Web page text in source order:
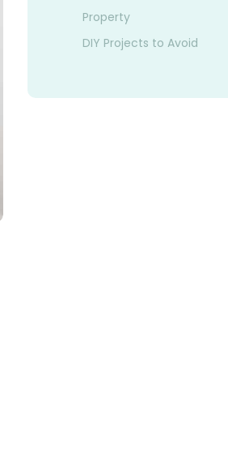
Property
DIY Projects to Avoid